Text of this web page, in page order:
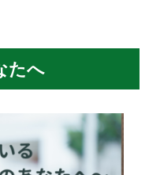
たへ